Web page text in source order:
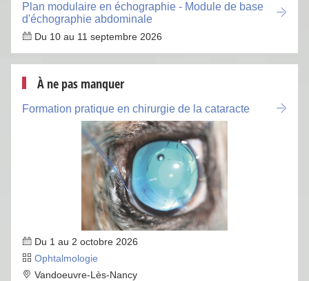
Plan modulaire en échographie - Module de base
d'échographie abdominale
Du 10 au 11 septembre 2026
À ne pas manquer
Formation pratique en chirurgie de la cataracte
Du 1 au 2 octobre 2026
Ophtalmologie
Vandoeuvre-Lès-Nancy